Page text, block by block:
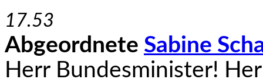
17.53
Abgeordnete Sabine
Herr Bundesminister!